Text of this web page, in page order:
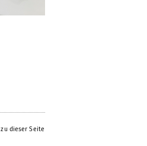
zu dieser Seite